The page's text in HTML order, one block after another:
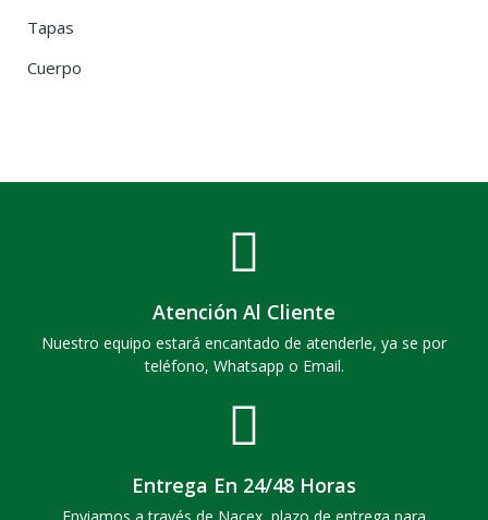
Tapas
Cuerpo
Atención Al Cliente
Nuestro equipo estará encantado de atenderle, ya se por
teléfono, Whatsapp o Email.
Entrega En 24/48 Horas